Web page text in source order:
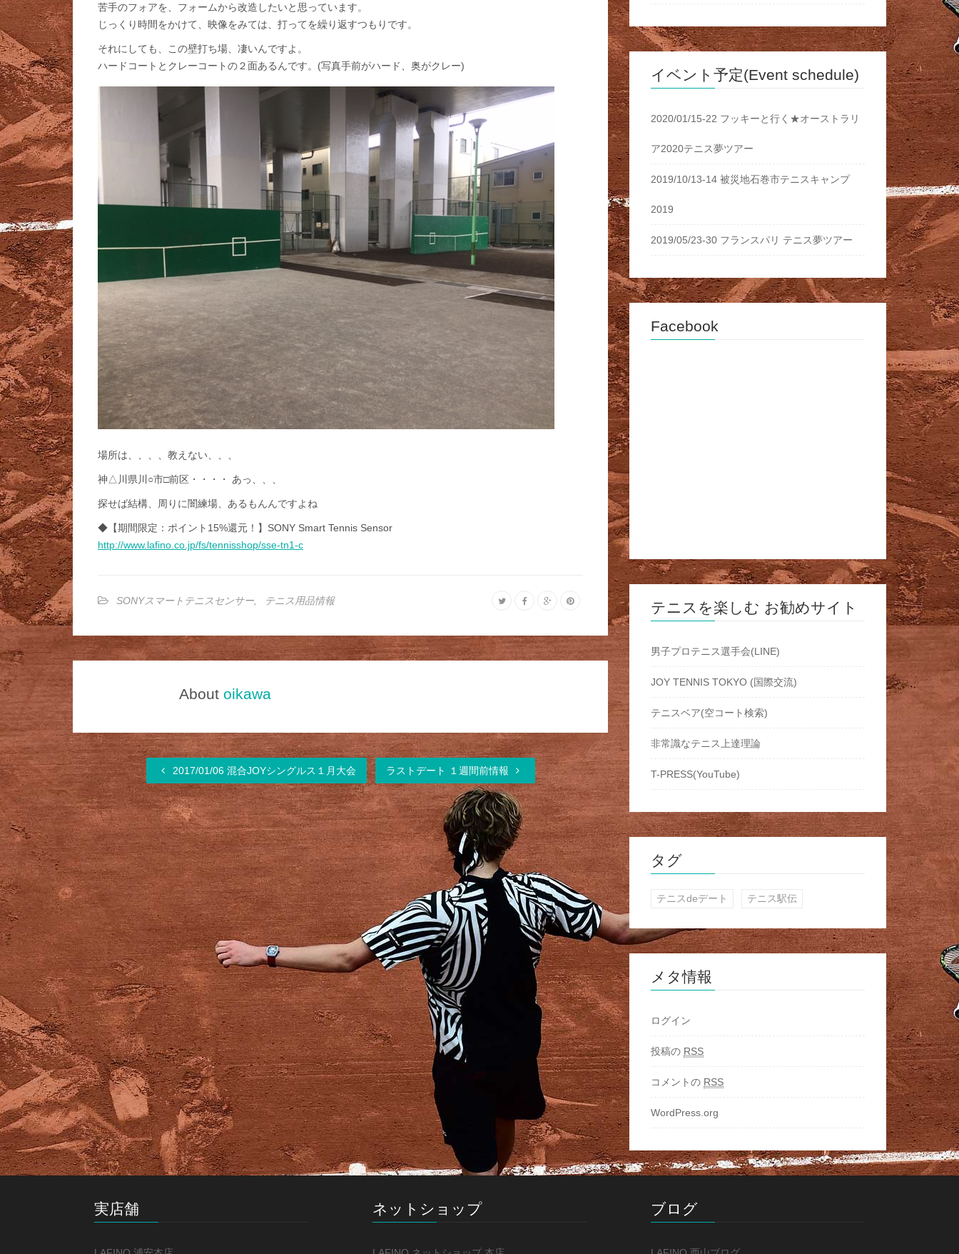
苦手のフォアを、フォームから改造したいと思っています。
じっくり時間をかけて、映像をみては、打ってを繰り返すつもりです。
それにしても、この壁打ち場、凄いんですよ。
ハードコートとクレーコートの２面あるんです。(写真手前がハード、奥がクレー)
場所は、、、、教えない、、、
神△川県川○市□前区・・・・ あっ、、、
探せば結構、周りに闇練場、あるもんんですよね
◆【期間限定：ポイント15%還元！】SONY Smart Tennis Sensor
http://www.lafino.co.jp/fs/tennisshop/sse-tn1-c
SONYスマートテニスセンサー テニス用品情報
About oikawa
2017/01/06 混合JOYシングルス１月大会 ラストデート １週間前情報
イベント予定(Event schedule)
2020/01/15-22 フッキーと行く★オーストラリ
ア2020テニス夢ツアー
2019/10/13-14 被災地石巻市テニスキャンプ
2019
2019/05/23-30 フランスパリ テニス夢ツアー
Facebook
テニスを楽しむ お勧めサイト
男子プロテニス選手会(LINE)
JOY TENNIS TOKYO (国際交流)
テニスベア(空コート検索)
非常識なテニス上達理論
T-PRESS(YouTube)
タグ
テニスdeデート テニス駅伝
メタ情報
ログイン
投稿の RSS
コメントの RSS
WordPress.org
実店舗 ネットショップ ブログ